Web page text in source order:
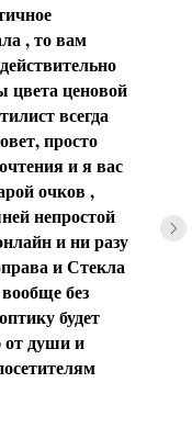
, то вам
ценовой
всегда
просто
и я вас
очков ,
непростой
и ни разу
и Стекла
без
будет
от души и